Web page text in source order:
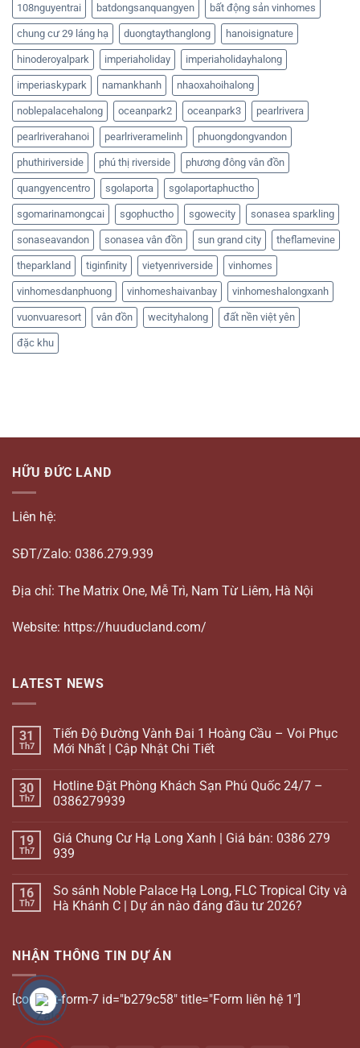
108nguyentrai batdongsanquangyen bất động sản vinhomes
chung cư 29 láng hạ duongtaythanglong hanoisignature
hinoderoyalpark imperiaholiday imperiaholidayhalong
imperiaskypark namankhanh nhaoxahoihalong
noblepalacehalong oceanpark2 oceanpark3 pearlrivera
pearlriverahanoi pearlriveramelinh phuongdongvandon
phuthiriverside phú thị riverside phương đông vân đồn
quangyencentro sgolaporta sgolaportaphuctho
sgomarinamongcai sgophuctho sgowecity sonasea sparkling
sonaseavandon sonasea vân đồn sun grand city theflamevine
theparkland tiginfinity vietyenriverside vinhomes
vinhomesdanphuong vinhomeshaivanbay vinhomeshalongxanh
vuonvuaresort vân đồn wecityhalong đất nền việt yên
đặc khu
HỮU ĐỨC LAND
Liên hệ:
SĐT/Zalo: 0386.279.939
Địa chỉ: The Matrix One, Mễ Trì, Nam Từ Liêm, Hà Nội
Website: https://huuducland.com/
LATEST NEWS
31
Th7
Tiến Độ Đường Vành Đai 1 Hoàng Cầu – Voi Phục
Mới Nhất | Cập Nhật Chi Tiết
30
Th7
Hotline Đặt Phòng Khách Sạn Phú Quốc 24/7 –
0386279939
19
Th7
Giá Chung Cư Hạ Long Xanh | Giá bán: 0386 279
939
16
Th7
So sánh Noble Palace Hạ Long, FLC Tropical City và
Hà Khánh C | Dự án nào đáng đầu tư 2026?
NHẬN THÔNG TIN DỰ ÁN
[contact-form-7 id="b279c58" title="Form liên hệ 1"]